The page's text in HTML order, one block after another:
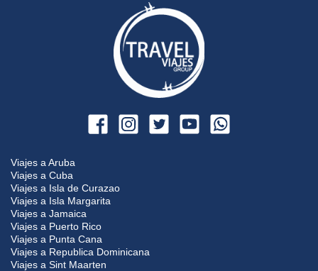
Viajes a Aruba
Viajes a Cuba
Viajes a Isla de Curazao
Viajes a Isla Margarita
Viajes a Jamaica
Viajes a Puerto Rico
Viajes a Punta Cana
Viajes a Republica Dominicana
Viajes a Sint Maarten